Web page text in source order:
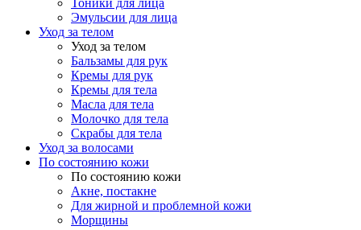
Тоники для лица
Эмульсии для лица
Уход за телом
Уход за телом
Бальзамы для рук
Кремы для рук
Кремы для тела
Масла для тела
Молочко для тела
Скрабы для тела
Уход за волосами
По состоянию кожи
По состоянию кожи
Акне, постакне
Для жирной и проблемной кожи
Морщины